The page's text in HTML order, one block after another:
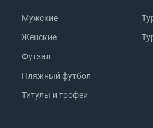
Мужские
Женские
Футзал
Пляжный футбол
Титулы и трофеи